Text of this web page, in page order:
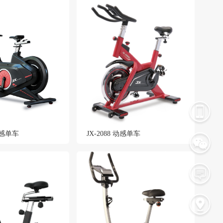
单车 JX-2088 动感单车